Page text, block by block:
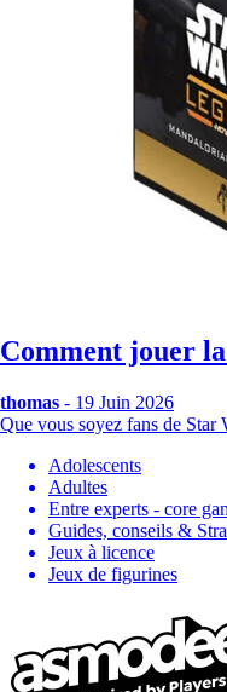
Comment jouer
thomas - 19 Juin 2026
Que vous soyez fans de
Adolescents
Adultes
Entre experts - core
Guides, conseils &
Jeux à licence
Jeux de figurines